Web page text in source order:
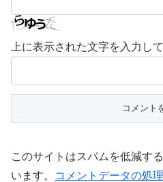
上に表示された文字を入力し
このサイトはスパムを低減す
います。
コメントデータの処